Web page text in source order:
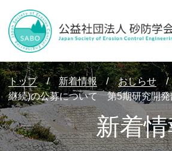
新着
トップ / 新着情報 / おしらせ /
継続)の公募について 第5期研究開発